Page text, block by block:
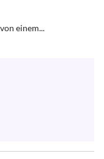
einem...